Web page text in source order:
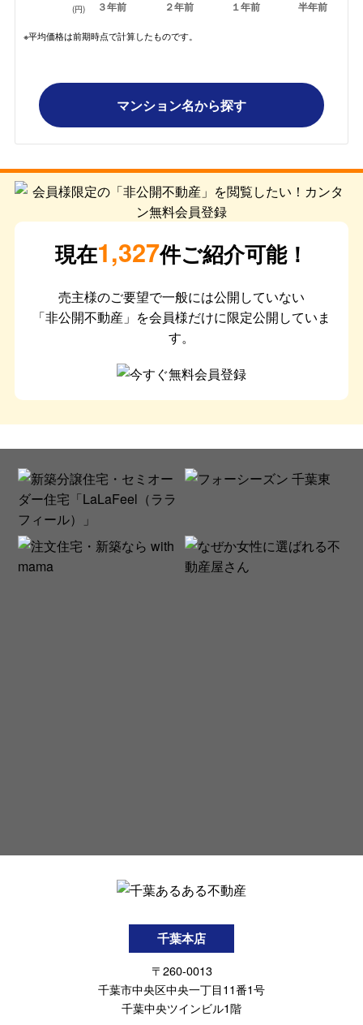
３年前 ２年前 １年前 半年前
(円)
※平均価格は前期時点で計算したものです。
マンション名から探す
現在1,327件ご紹介可能！
売主様のご要望で一般には公開していない
「非公開不動産」を会員様だけに限定公開していま
す。
千葉本店
〒260-0013
千葉市中央区中央一丁目11番1号
千葉中央ツインビル1階